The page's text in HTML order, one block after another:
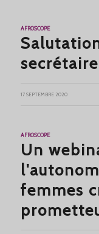
AFROSCOPE
17 SEPTEMBRE 2020
AFROSCOPE
Un
femmes